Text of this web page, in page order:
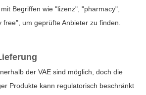
Begriffen wie "lizenz", "pharmacy",
free", um geprüfte Anbieter zu finden.
der VAE sind möglich, doch die
Produkte kann regulatorisch beschränkt